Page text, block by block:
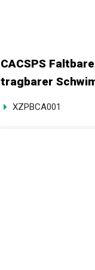
CACSPS
tragbarer
XZPBCA001